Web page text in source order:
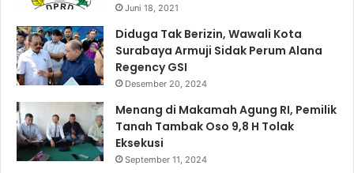
y
a
a
a
u
n
Juni 18, 2021
Diduga Tak Berizin, Wawali Kota
Surabaya Armuji Sidak Perum Alana
Regency GSI
Desember 20, 2024
Menang di Makamah Agung RI, Pemilik
Tanah Tambak Oso 9,8 H Tolak
Eksekusi
September 11, 2024